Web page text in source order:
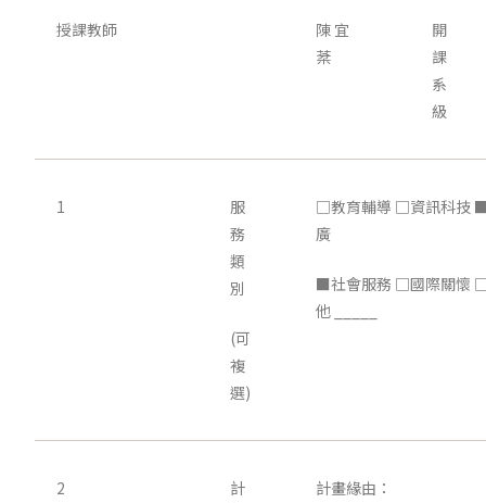
授課教師
陳 宜
棻
開
課
系
級
1
服
務
類
別
(可
複
選)
□教育輔導 □資訊科技
廣
■社會服務 □國際關懷
他 _____
2
計
計畫緣由：